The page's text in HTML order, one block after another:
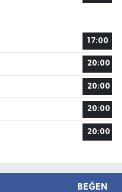
17:00
20:00
20:00
20:00
20:00
BEĞEN